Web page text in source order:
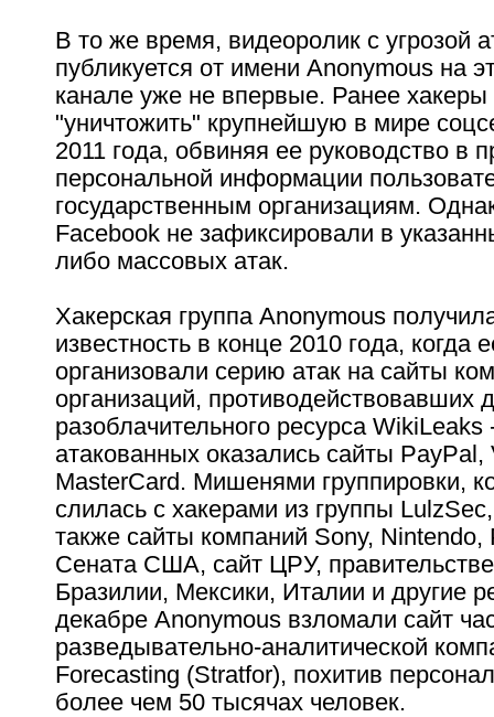
В то же время, видеоролик с угрозой
публикуется от имени Anonymous на
канале уже не впервые. Ранее хакеры
"уничтожить" крупнейшую в мире
2011 года, обвиняя ее руководство в
персональной информации
государственным организациям.
Facebook не зафиксировали в
либо массовых атак.
Хакерская группа Anonymous
известность в конце 2010 года, когда
организовали серию атак на сайты
организаций, противодействовавших
разоблачительного ресурса WikiLeaks
атакованных оказались сайты PayPal,
MasterСard. Мишенями группировки,
слилась с хакерами из группы
также сайты компаний Sony, Nintendo,
Сената США, сайт ЦРУ,
Бразилии, Мексики, Италии и другие
декабре Anonymous взломали сайт
разведывательно-аналитической
Forecasting (Stratfor), похитив
более чем 50 тысячах человек.